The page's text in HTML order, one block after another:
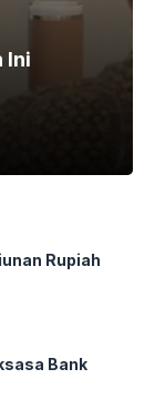
Ini
Rupiah
Bank